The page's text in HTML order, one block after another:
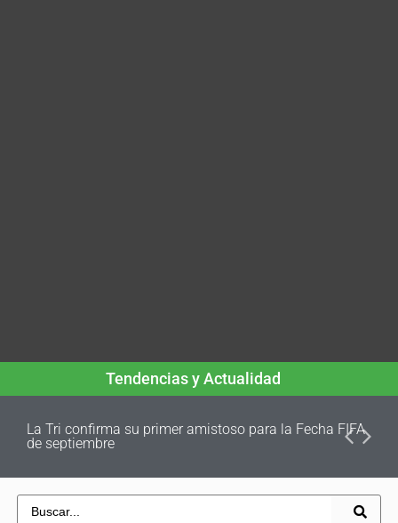
Tendencias y Actualidad
La Tri confirma su primer amistoso para la Fecha FIFA
de septiembre